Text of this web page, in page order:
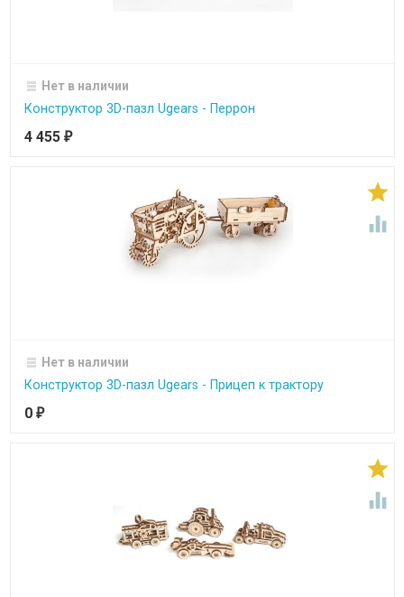
Нет в наличии
Конструктор 3D-пазл Ugears - Перрон
4 455 ₽


Нет в наличии
Конструктор 3D-пазл Ugears - Прицеп к трактору
0 ₽

